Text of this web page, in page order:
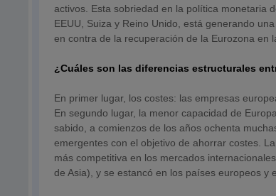
activos. Esta sobriedad en la política monetaria
EEUU, Suiza y Reino Unido, está generando
en contra de la recuperación de la Eurozona en
¿Cuáles son las diferencias estructurales
En primer lugar, los costes: las empresas
En segundo lugar, la menor capacidad de
sabido, a comienzos de los años ochenta
emergentes con el objetivo de ahorrar costes.
más competitiva en los mercados
de Asia), y se estancó en los países europeos y